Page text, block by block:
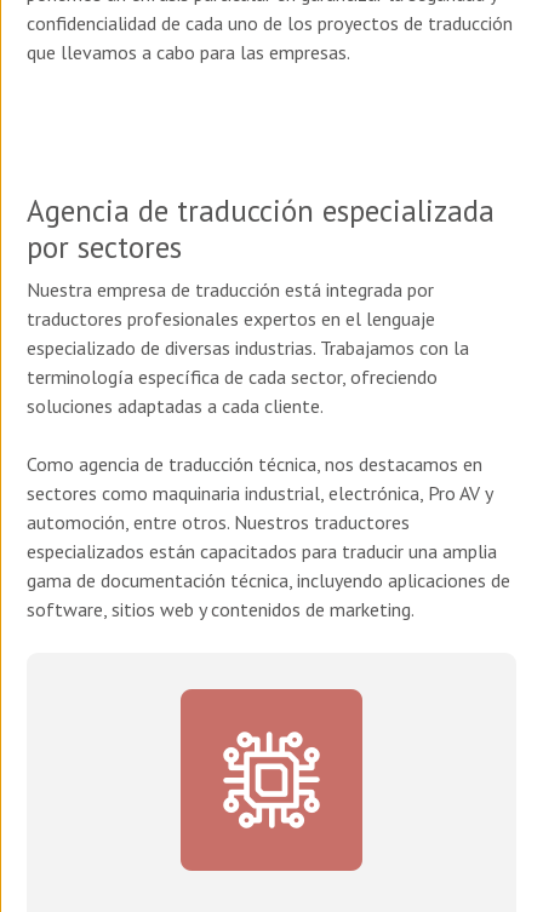
confidencialidad de cada uno de los proyectos de traducción
que llevamos a cabo para las empresas.
Agencia de traducción especializada
por sectores
Nuestra empresa de traducción está integrada por
traductores profesionales expertos en el lenguaje
especializado de diversas industrias. Trabajamos con la
terminología específica de cada sector, ofreciendo
soluciones adaptadas a cada cliente.
Como agencia de traducción técnica, nos destacamos en
sectores como maquinaria industrial, electrónica, Pro AV y
automoción, entre otros. Nuestros traductores
especializados están capacitados para traducir una amplia
gama de documentación técnica, incluyendo aplicaciones de
software, sitios web y contenidos de marketing.